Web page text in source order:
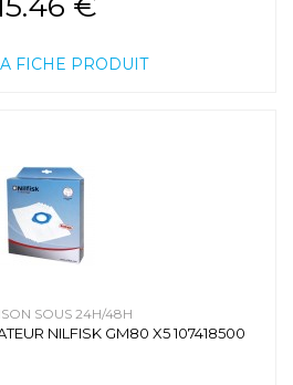
FICHE PRODUIT
SOUS 24H/48H
NILFISK GM80 X5 107418500